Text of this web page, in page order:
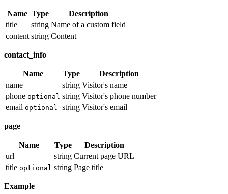
Name Type
Description
title
string Name of a custom field
content string Content
contact_info
Name Type
Description
name
string Visitor's name
phone optional string Visitor's phone number
email optional string Visitor's email
page
Name Type
Description
url
string Current page URL
title optional string Page title
Example